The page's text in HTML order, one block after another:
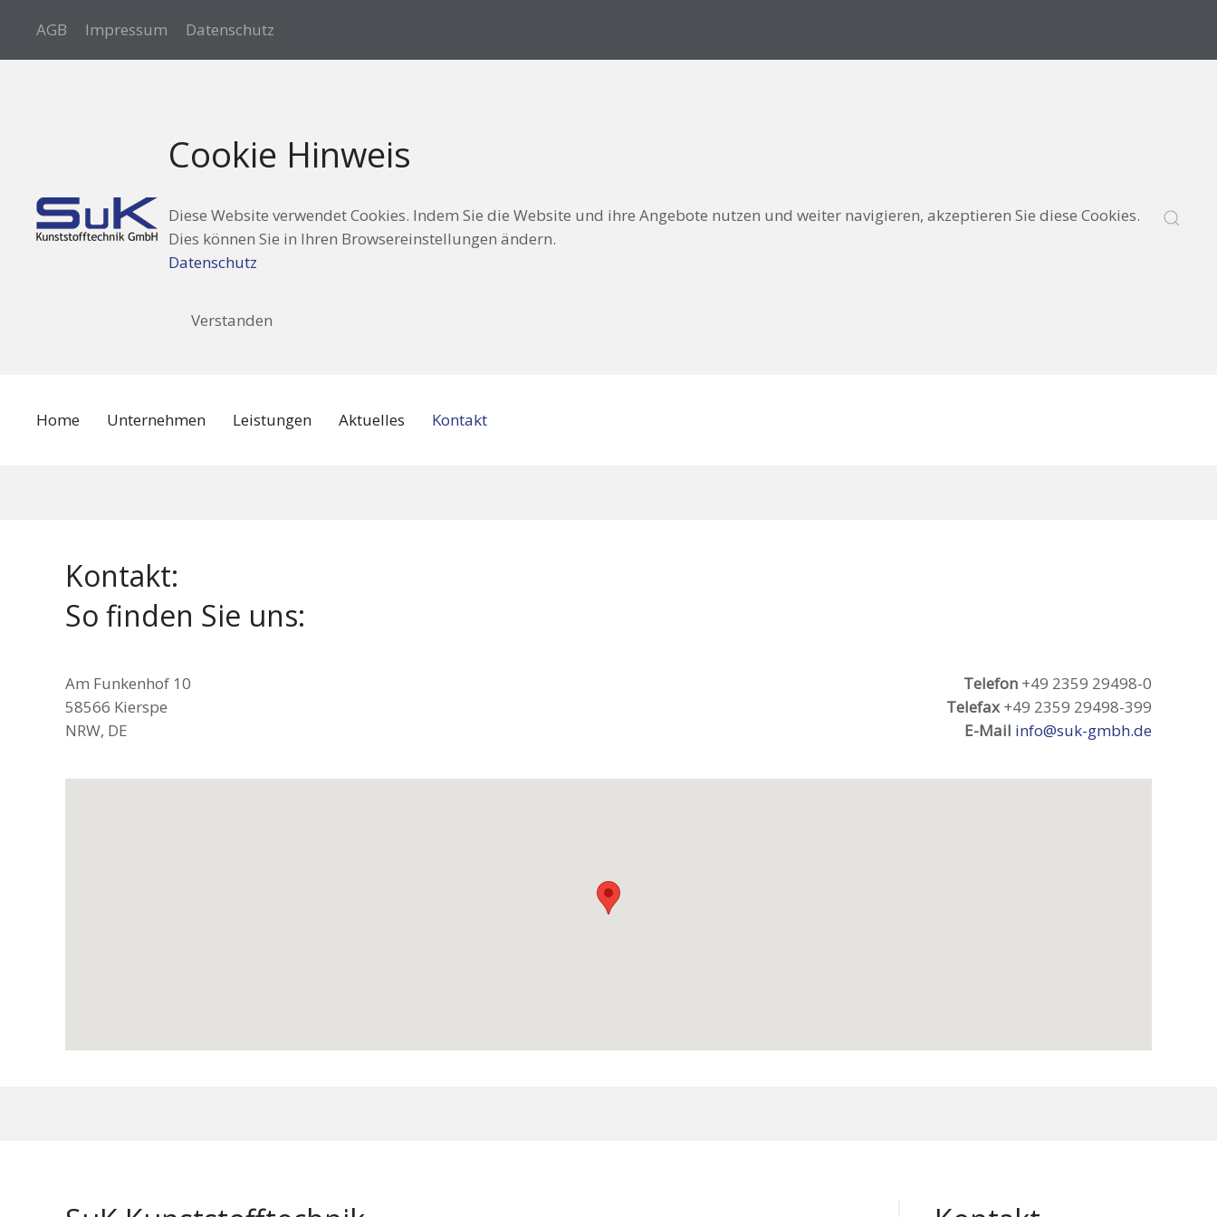
AGB Impressum Datenschutz
Cookie Hinweis
Diese Website verwendet Cookies. Indem Sie die Website und ihre Angebote nutzen und weiter navigieren, akzeptieren Sie diese Cookies.
Dies können Sie in Ihren Browsereinstellungen ändern.
Datenschutz
Verstanden
Home Unternehmen Leistungen Aktuelles Kontakt
Kontakt:
So finden Sie uns:
Am Funkenhof 10
58566 Kierspe
NRW, DE
Telefon +49 2359 29498-0
Telefax+49 2359 29498-399
E-Mail info@suk-gmbh.de